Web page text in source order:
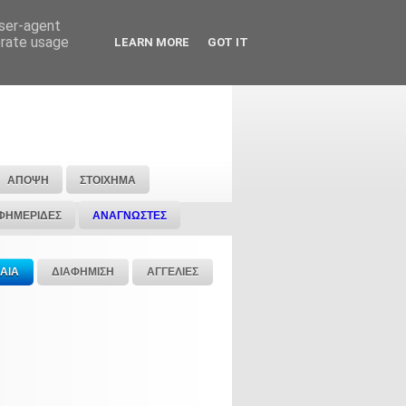
ΑΠΟΨΗ ΣΤΟΙΧΗΜΑ
ΑΝΑΓΝΩΣΤΕΣ
ΔΙΑΦΗΜΙΣΗ ΑΓΓΕΛΙΕΣ
agent
usage
LEARN MORE GOT IT